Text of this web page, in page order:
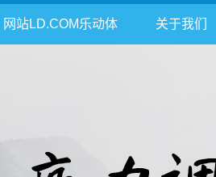
网站LD.COM乐动体 关于我们